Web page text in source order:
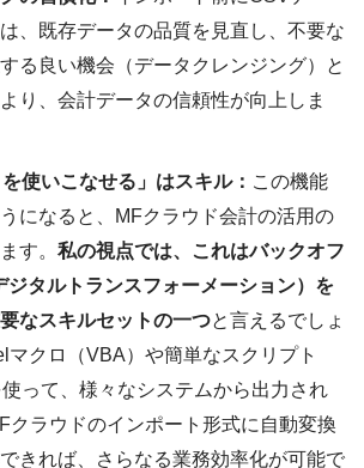
、既存データの品質を見直し、不要な
る良い機会（データクレンジング）と
り、会計データの信頼性が向上しま
使いこなせる」はスキル： この機能
になると、MFクラウド会計の活用の
す。 私の視点では、これはバックオフ
ジタルトランスフォーメーション）を
なスキルセットの一つと言えるでしょ
マクロ（VBA）や簡単なスクリプト
使って、様々なシステムから出力され
クラウドのインポート形式に自動変換
きれば、さらなる業務効率化が可能で